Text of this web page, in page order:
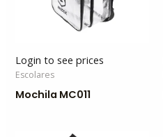
Login to see prices
Escolares
Mochila MC011